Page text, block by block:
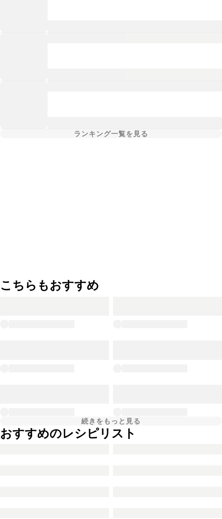
ランキング一覧を見る
こちらもおすすめ
続きをもっと見る
おすすめのレシピリスト